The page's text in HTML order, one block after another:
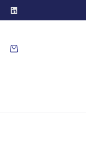
Korpa